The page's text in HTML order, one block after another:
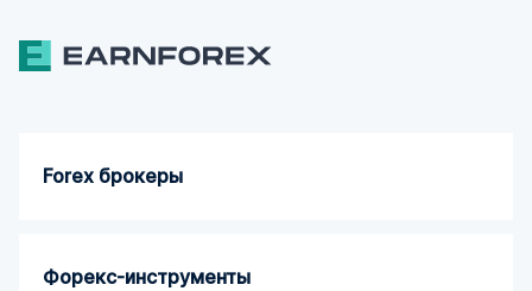
Forex брокеры
Форекс-инструменты